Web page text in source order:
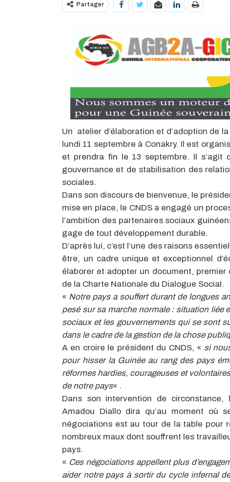
Partager
Un atelier d’élaboration et d’adoption de
lundi 11 septembre à Conakry. Il est
et prendra fin le 13 septembre. Il s’agit
gouvernance et de stabilisation des
sociales.
Dans son discours de bienvenue, le
mise en place, le CNDS a engagé un
l’ambition des partenaires sociaux
gage de tout développement durable.
D’après lui, c’est l’une des raisons
être, un cadre unique et exceptionnel
élaborer et adopter un document,
de la Charte Nationale du Dialogue Social.
« Notre pays a souffert durant de longues
pesé sur sa marche normale : situation liée
sociaux et les gouvernements qui se sont
dans le cadre de la gestion de la chose
A en croire le président du CNDS, « si
pour hisser la Guinée au rang des pays
réformes hardies, courageuses et
de notre pays« .
Dans son intervention de circonstance,
Amadou Diallo dira qu’au moment où
négociations est au tour de la table pour
nombreux maux dont souffrent les
pays.
« Ces négociations appellent plus
aider notre pays à sortir du cycle infernal